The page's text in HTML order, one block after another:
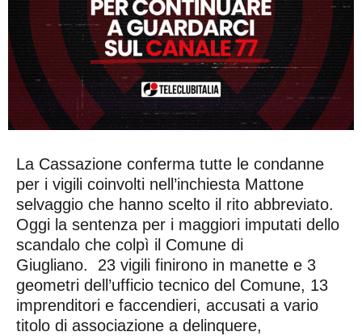
La Cassazione conferma tutte le condanne
per i vigili coinvolti nell’inchiesta Mattone
selvaggio che hanno scelto il rito abbreviato.
Oggi la sentenza per i maggiori imputati dello
scandalo che colpì il Comune di
Giugliano. 23 vigili finirono in manette e 3
geometri dell’ufficio tecnico del Comune, 13
imprenditori e faccendieri, accusati a vario
titolo di associazione a delinquere,